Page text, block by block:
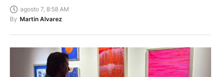
agosto 7, 8:58 AM
By Martin Alvarez